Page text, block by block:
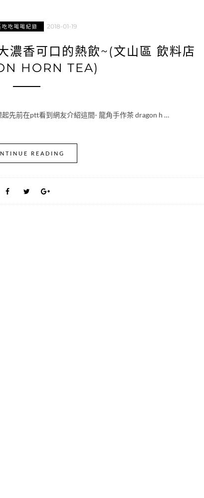
吃吃喝喝紀錄 2018-01-19
濃香可口的熱飲~(文山區 飲料店
HORN TEA)
先前在ptt看到網友介紹這間- 龍角手作茶 dragon h …
READING